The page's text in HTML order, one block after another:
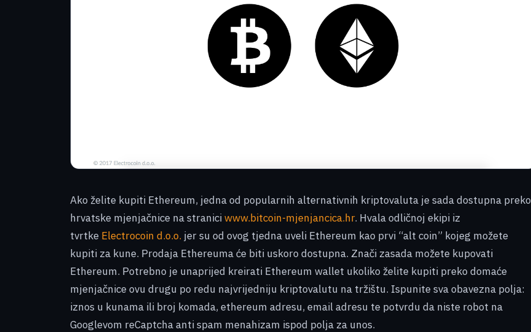
Ako želite kupiti Ethereum, jedna od popularnih alternativnih kriptovaluta je sada dostupna preko
hrvatske mjenjačnice na straniciwww.bitcoin-mjenjancica.hr. Hvala odličnoj ekipi iz
tvrtke Electrocoin d.o.o. jer su od ovog tjedna uveli Ethereum kao prvi “alt coin” kojeg možete
kupiti za kune. Prodaja Ethereuma će biti uskoro dostupna. Znači zasada možete kupovati
Ethereum. Potrebno je unaprijed kreirati Ethereum wallet ukoliko želite kupiti preko domaće
mjenjačnice ovu drugu po redu najvrijedniju kriptovalutu na tržištu. Ispunite sva obavezna polja:
iznos u kunama ili broj komada, ethereum adresu, email adresu te potvrdu da niste robot na
Googlevom reCaptcha anti spam menahizam ispod polja za unos.